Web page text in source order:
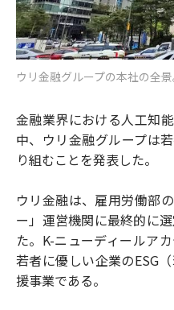
ウリ金融グループの本社の全
金融業界における人工知
中、ウリ金融グループは
り組むことを発表した。
ウリ金融は、雇用労働部
ー」運営機関に最終的に
た。K-ニューディールア
若者に優しい企業のESG
援事業である。